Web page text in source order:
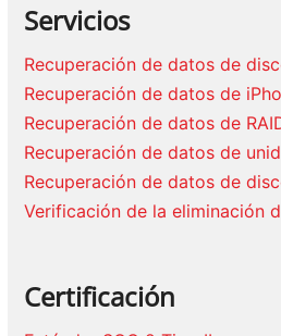
Servicios
Recuperación de datos de
Recuperación de datos de
Recuperación de datos de
Recuperación de datos de
Recuperación de datos de
Verificación de la eliminación
Certificación